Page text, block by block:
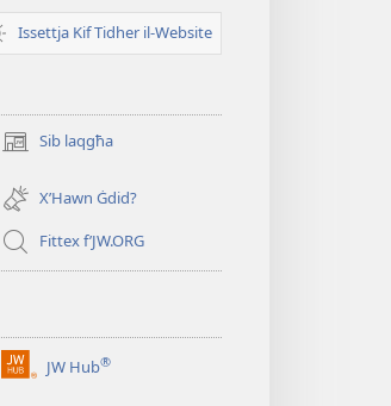
Issettja Kif Tidher il-Website
Sib laqgħa
(opens
window)X’Hawn Ġdid?
Fittex f’JW.ORG
JW Hub®
(opens